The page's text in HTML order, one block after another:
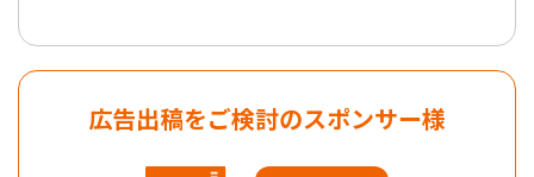
広告出稿をご検討のスポンサー様